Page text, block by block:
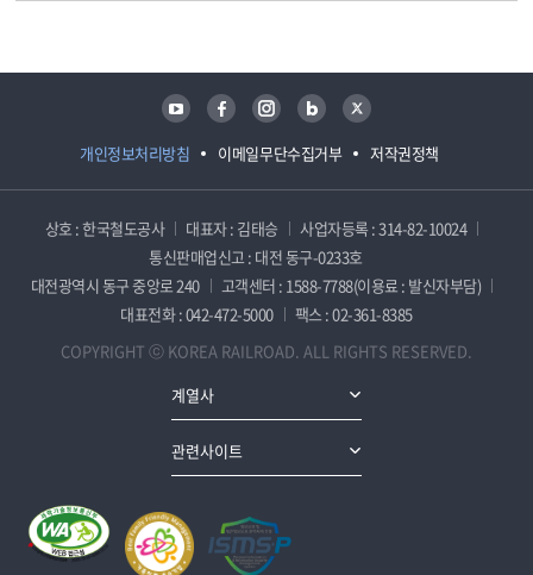
개인정보처리방침 이메일무단수집거부 저작권정책
유튜브 페이스북 인스타그램 블로그 트위터
상호 : 한국철도공사 대표자 : 김태승
사업자등록 : 314-82-10024
통신판매업신고 : 대전 동구-0233호
대전광역시 동구 중앙로 240
고객센터 : 1588-7788(이용료 : 발신자부담)
대표전화 : 042-472-5000
팩스 : 02-361-8385
COPYRIGHT ⓒ KOREA RAILROAD. ALL RIGHTS RESERVED.
계열사
관련사이트